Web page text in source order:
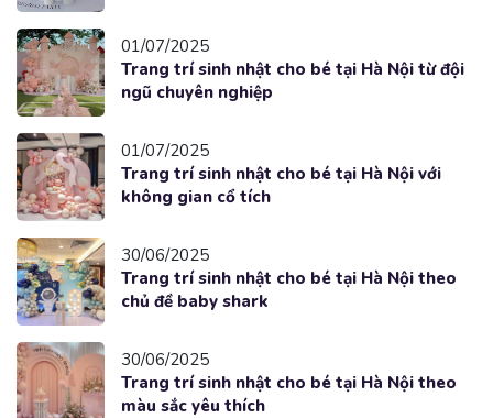
01/07/2025
Trang trí sinh nhật cho bé tại Hà Nội từ đội
ngũ chuyên nghiệp
01/07/2025
Trang trí sinh nhật cho bé tại Hà Nội với
không gian cổ tích
30/06/2025
Trang trí sinh nhật cho bé tại Hà Nội theo
chủ đề baby shark
30/06/2025
Trang trí sinh nhật cho bé tại Hà Nội theo
màu sắc yêu thích